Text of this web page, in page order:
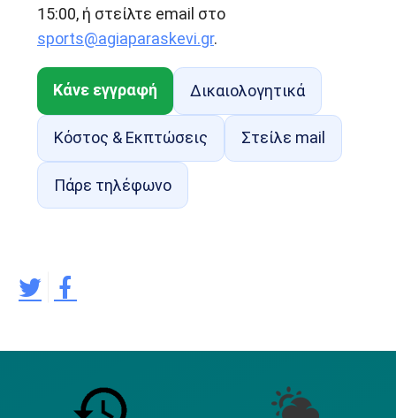
15:00, ή στείλτε email στο
sports@agiaparaskevi.gr.
Κάνε εγγραφή Δικαιολογητικά
Κόστος & Εκπτώσεις Στείλε mail
Πάρε τηλέφωνο